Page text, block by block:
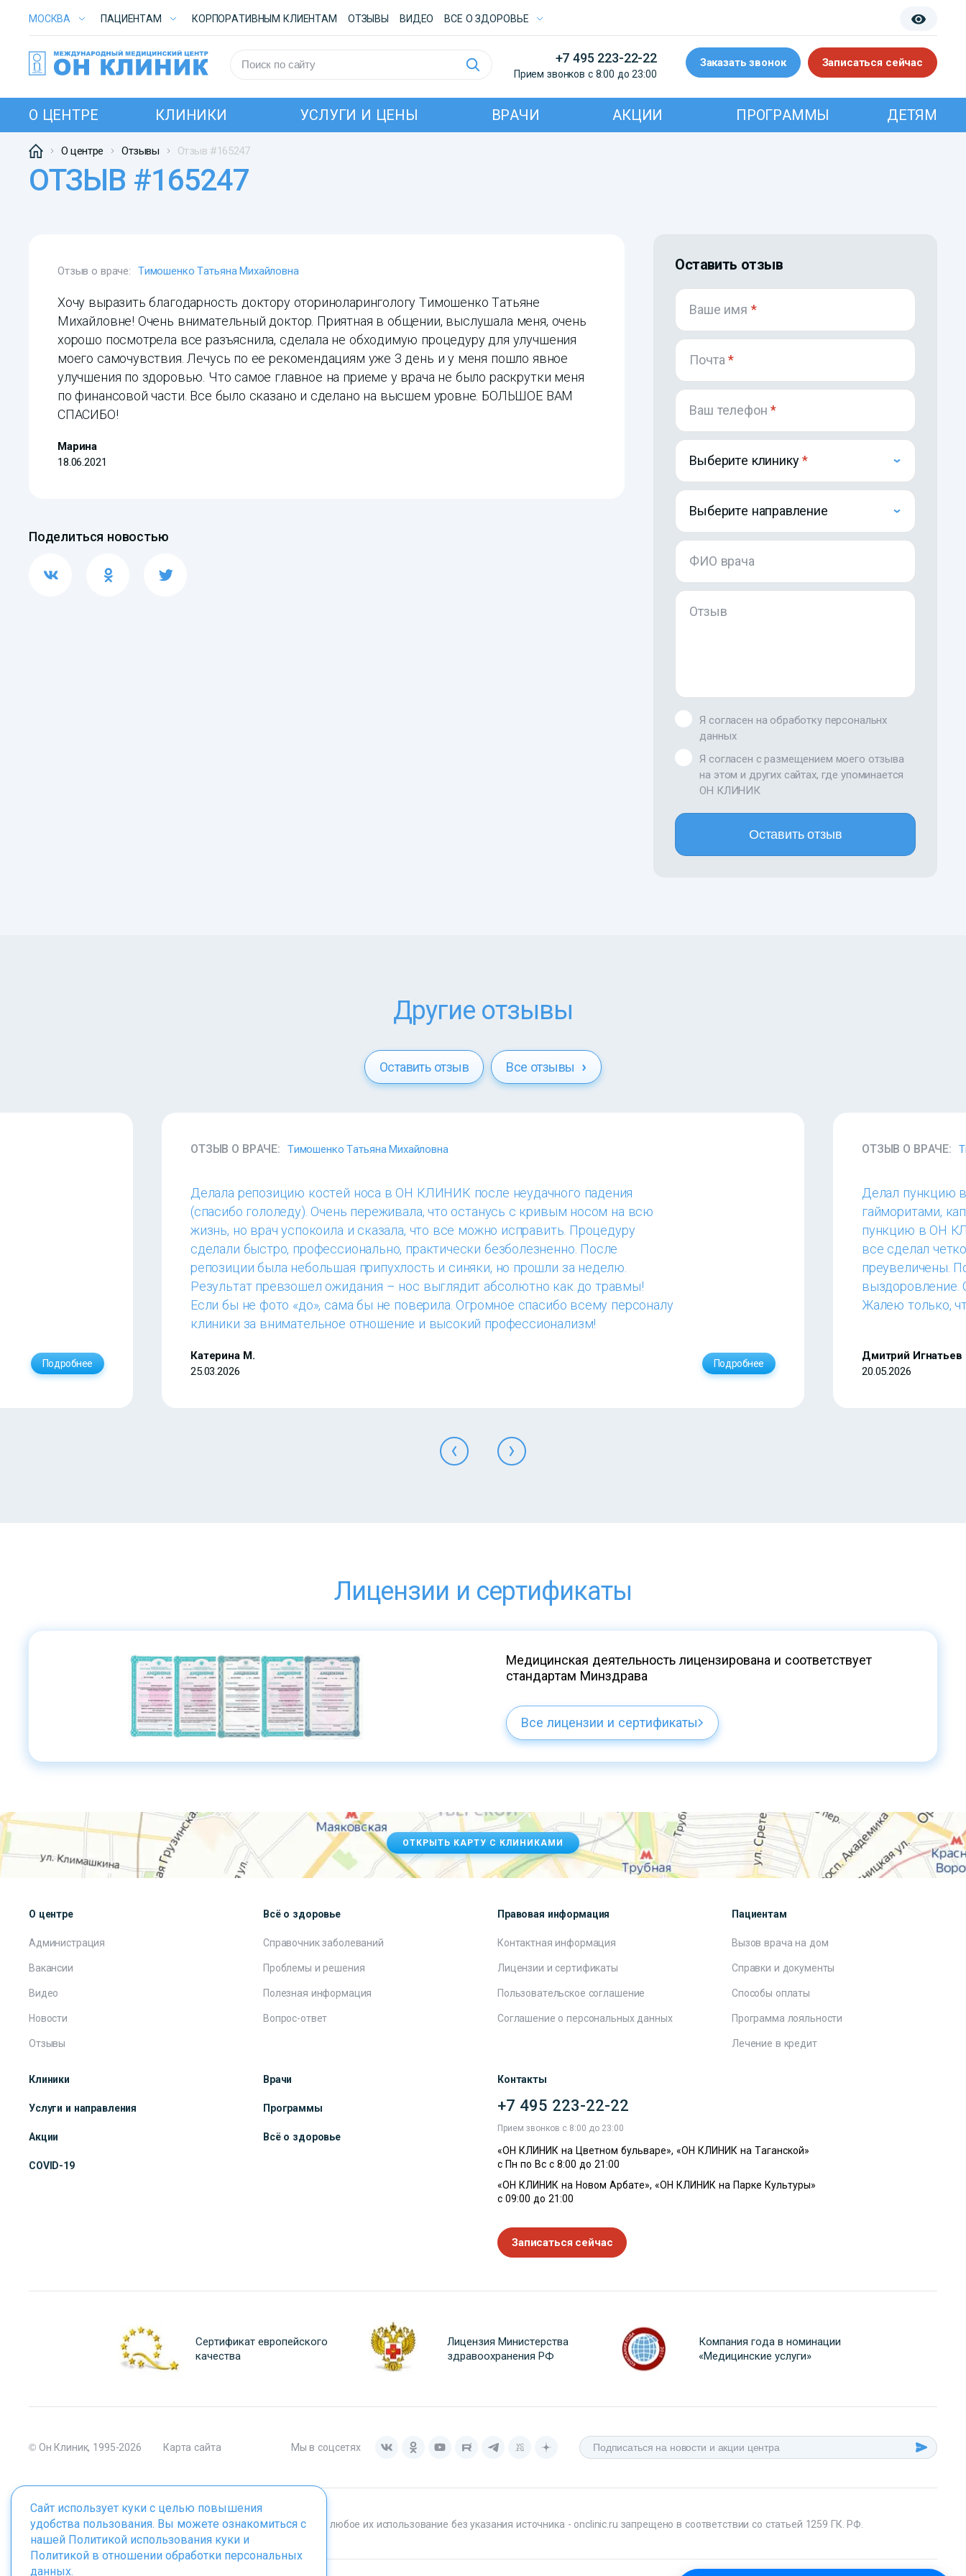
МОСКВА ПАЦИЕНТАМ КОРПОРАТИВНЫМ КЛИЕНТАМ ОТЗЫВЫ ВИДЕО ВСE О ЗДОРОВЬЕ
+7 495 223-22-22
Прием звонков с 8:00 до 23:00
Заказать звонок Записаться сейчас
О ЦЕНТРЕ КЛИНИКИ УСЛУГИ И ЦЕНЫ ВРАЧИ АКЦИИ ПРОГРАММЫ ДЕТЯМ
О центре Отзывы Отзыв #165247
ОТЗЫВ #165247
Отзыв о враче: Тимошенко Татьяна Михайловна
Хочу выразить благодарность доктору оториноларингологу Тимошенко Татьяне
Михайловне! Очень внимательный доктор. Приятная в общении, выслушала меня, очень
хорошо посмотрела все разъяснила, сделала не обходимую процедуру для улучшения
моего самочувствия. Лечусь по ее рекомендациям уже 3 день и у меня пошло явное
улучшения по здоровью. Что самое главное на приеме у врача не было раскрутки меня
по финансовой части. Все было сказано и сделано на высшем уровне. БОЛЬШОЕ ВАМ
СПАСИБО!
Марина
18.06.2021
Поделиться новостью
Оставить отзыв
Ваше имя *
Почта*
Ваш телефон*
Выберите клинику
Выберите направление
ФИО врача
Отзыв
Я согласен на обработку персональнх
данных
Я согласен с размещением моего отзыва
на этом и других сайтах, где упоминается
ОН КЛИНИК
Оставить отзыв
Другие отзывы
Оставить отзыв Все отзывы
Подробнее
ОТЗЫВ О ВРАЧЕ: Тимошенко Татьяна Михайловна
Делала репозицию костей носа в ОН КЛИНИК после неудачного падения
(спасибо гололеду). Очень переживала, что останусь с кривым носом на всю
жизнь, но врач успокоила и сказала, что все можно исправить. Процедуру
сделали быстро, профессионально, практически безболезненно. После
репозиции была небольшая припухлость и синяки, но прошли за неделю.
Результат превзошел ожидания – нос выглядит абсолютно как до травмы!
Если бы не фото «до», сама бы не поверила. Огромное спасибо всему персоналу
клиники за внимательное отношение и высокий профессионализм!
Катерина М.
25.03.2026
Подробнее
ОТЗЫВ О ВРАЧЕ:
Делал пункцию
гайморитами,
пункцию в ОН
все сделал
преувеличены.
выздоровление.
Жалею только,
Дмитрий Игнатьев
20.05.2026
Лицензии и сертификаты
Медицинская деятельность лицензирована и соответствует
стандартам Минздрава
Все лицензии и сертификаты
ОТКРЫТЬ КАРТУ С КЛИНИКАМИ
О центре
Администрация
Вакансии
Видео
Новости
Отзывы
Всё о здоровье
Справочник заболеваний
Проблемы и решения
Полезная информация
Вопрос-ответ
Правовая информация
Контактная информация
Лицензии и сертификаты
Пользовательское соглашение
Соглашение о персональных данных
Пациентам
Вызов врача на дом
Справки и документы
Способы оплаты
Программа лояльности
Лечение в кредит
Клиники Врачи
Услуги и направления Программы
Акции Всё о здоровье
COVID-19
Контакты
+7 495 223-22-22
Прием звонков с 8:00 до 23:00
«ОН КЛИНИК на Цветном бульваре», «ОН КЛИНИК на Таганской»
с Пн по Вс с 8:00 до 21:00
«ОН КЛИНИК на Новом Арбате», «ОН КЛИНИК на Парке Культуры»
с 09:00 до 21:00
Записаться сейчас
Сертификат европейского
качества
Лицензия Министерства
здравоохранения РФ
Компания года в номинации
«Медицинские услуги»
© Он Клиник, 1995-2026 Карта сайта Мы в соцсетях
Материалы сайта являются собственностью ООО "Он Клиник", любое их использование без указания источника - onclinic.ru запрещено в соответствии со статьей 1259 ГК. РФ.
Сайт использует куки с целью повышения
удобства пользования. Вы можете ознакомиться с
нашей Политикой использования куки и
Политикой в отношении обработки персональных
данных.